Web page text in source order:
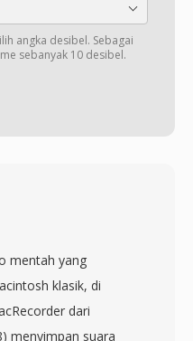
angka desibel. Sebagai
sebanyak 10 desibel.
mentah yang
klasik, di
dari
menyimpan suara